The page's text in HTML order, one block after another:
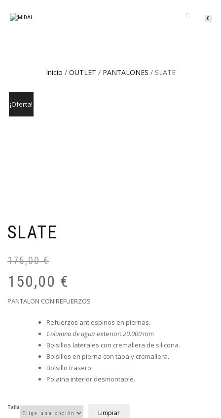
0
Inicio / OUTLET / PANTALONES / SLATE
¡Oferta!
SLATE
175,00€
150,00 €
PANTALON CON REFUERZOS
Refuerzos antiespinos en piernas.
Columna de agua exterior: 20.000 mm
Bolsillos laterales con cremallera de silicona.
Bolsillos en pierna con tapa y cremallera.
Bolsillo trasero.
Polaina interior desmontable.
Talla
Limpiar